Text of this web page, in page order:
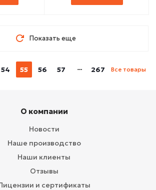
Показать еще
54 55 56 57 267 Все товары
О компании
Новости
Наше производство
Наши клиенты
Отзывы
и сертификаты